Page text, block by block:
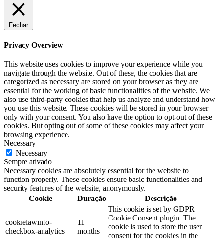
Fechar
Privacy Overview
This website uses cookies to improve your experience while you
navigate through the website. Out of these, the cookies that are
categorized as necessary are stored on your browser as they are
essential for the working of basic functionalities of the website. We
also use third-party cookies that help us analyze and understand how
you use this website. These cookies will be stored in your browser
only with your consent. You also have the option to opt-out of these
cookies. But opting out of some of these cookies may affect your
browsing experience.
Necessary
Necessary
Sempre ativado
Necessary cookies are absolutely essential for the website to
function properly. These cookies ensure basic functionalities and
security features of the website, anonymously.
Cookie
Duração Descrição
cookielawinfo-
checkbox-analytics
11
months
This cookie is set by GDPR
Cookie Consent plugin. The
cookie is used to store the user
consent for the cookies in the